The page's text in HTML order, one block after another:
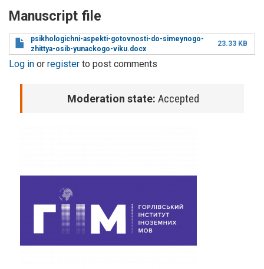
Manuscript file
psikhologichni-aspekti-gotovnosti-do-simeynogo-
zhittya-osib-yunackogo-viku.docx
23.33 KB
Log in or register to post comments
Moderation state: Accepted